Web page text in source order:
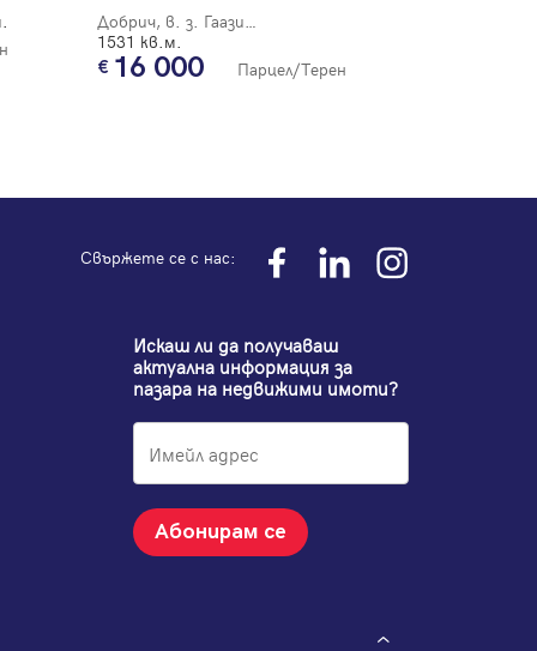
Добрич, в. з. Гаазибаба
1531 кв.м.
16 000 Парцел/Терен
Свържете се с нас:
Искаш ли да получаваш
актуална информация за
пазара на недвижими имоти?
Абонирам се